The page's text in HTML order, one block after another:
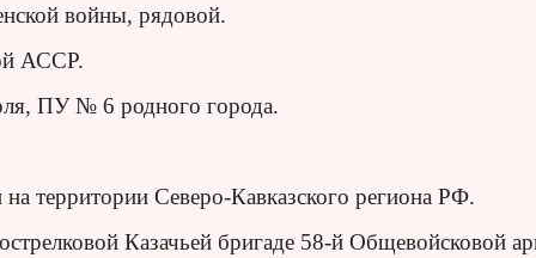
войны, рядовой.
АССР.
ПУ № 6 родного города.
территории Северо-Кавказского региона РФ.
Казачьей бригаде 58-й Общевойсковой